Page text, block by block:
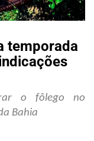
temporada
o fôlego no
Bahia